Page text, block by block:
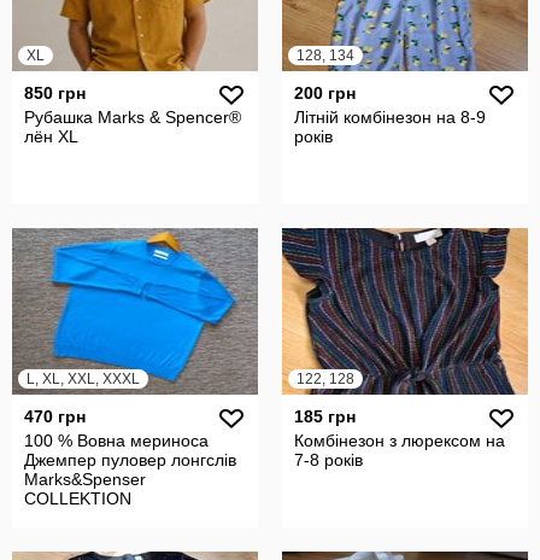
XL
850 грн
Рубашка Marks & Spencer®
лён XL
128, 134
200 грн
Літній комбінезон на 8-9
років
L, XL, XXL, XXXL
470 грн
100 % Вовна мериноса
Джемпер пуловер лонгслів
Marks&Spenser
COLLEKTION
122, 128
185 грн
Комбінезон з люрексом на
7-8 років